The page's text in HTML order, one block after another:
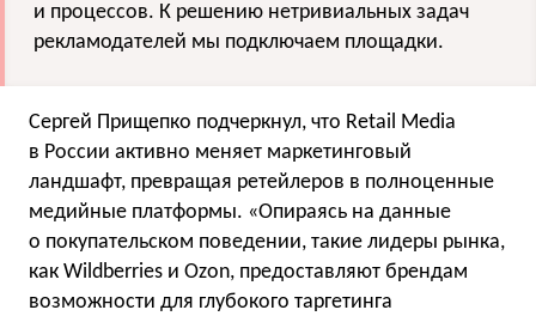
и процессов. К решению нетривиальных задач
рекламодателей мы подключаем площадки.
Сергей Прищепко подчеркнул, что Retail Media
в России активно меняет маркетинговый
ландшафт, превращая ретейлеров в полноценные
медийные платформы. «Опираясь на данные
о покупательском поведении, такие лидеры рынка,
как Wildberries и Ozon, предоставляют брендам
возможности для глубокого таргетинга